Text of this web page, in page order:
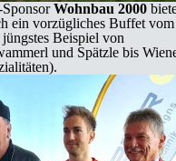
Wohnbau 2000
ein vorzügliches Buffet
jüngstes Beispiel von
und Spätzle bis